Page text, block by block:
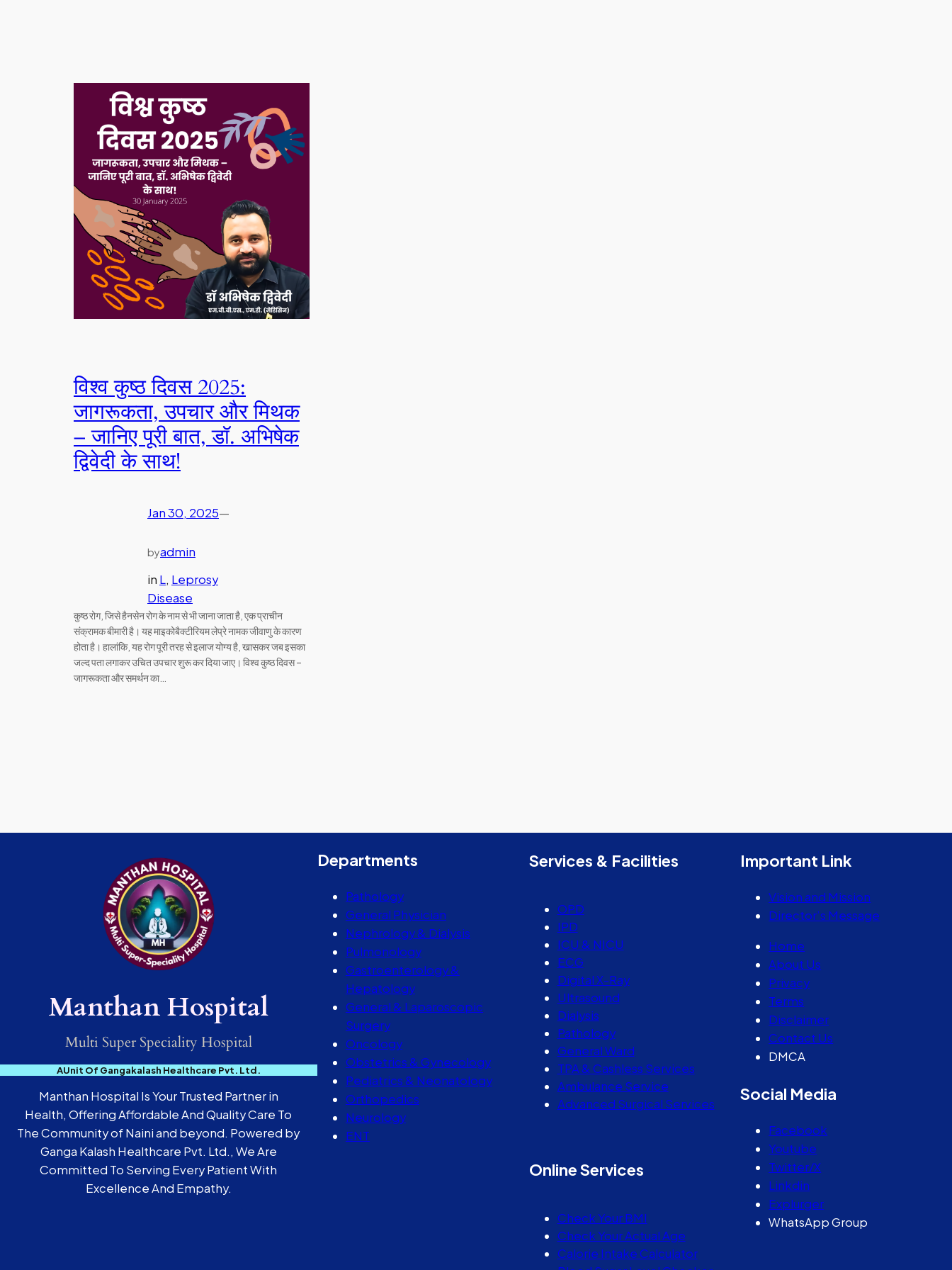
विश्व कुष्ठ दिवस 2025:
जागरूकता, उपचार और मिथक
– जानिए पूरी बात, डॉ. अभिषेक
द्विवेदी के साथ!
Jan 30, 2025—
byadmin
in L, Leprosy
Disease
कुष्ठ रोग, जिसे हैनसेन रोग के नाम से भी जाना जाता है, एक प्राचीन
संक्रामक बीमारी है। यह माइकोबैक्टीरियम लेप्रे नामक जीवाणु के कारण
होता है। हालांकि, यह रोग पूरी तरह से इलाज योग्य है, खासकर जब इसका
जल्द पता लगाकर उचित उपचार शुरू कर दिया जाए। विश्व कुष्ठ दिवस –
जागरूकता और समर्थन का…
Manthan Hospital
Multi Super Speciality Hospital
AUnit Of Gangakalash Healthcare Pvt. Ltd.
Manthan Hospital Is Your Trusted Partner in
Health, Offering Affordable And Quality Care To
The Community of Naini and beyond. Powered by
Ganga Kalash Healthcare Pvt. Ltd., We Are
Committed To Serving Every Patient With
Excellence And Empathy.
Departments
Pathology
General Physician
Nephrology & Dialysis
Pulmonology
Gastroenterology &
Hepatology
General & Laparoscopic
Surgery
Oncology
Obstetrics & Gynecology
Pediatrics & Neonatology
Orthopedics
Neurology
ENT
Services & Facilities
OPD
IPD
ICU & NICU
ECG
Digital X-Ray
Ultrasound
Dialysis
Pathology
General Ward
TPA & Cashless Services
Ambulance Service
Advanced Surgical Services
Online Services
Check Your BMI
Check Your Actual Age
Calorie Intake Calculator
Important Link
Vision and Mission
Director’s Message
Home
About Us
Privacy
Terms
Disclaimer
Contact Us
DMCA
Social Media
Facebook
Youtube
Twitter/X
Linkdin
Explurger
WhatsApp Group